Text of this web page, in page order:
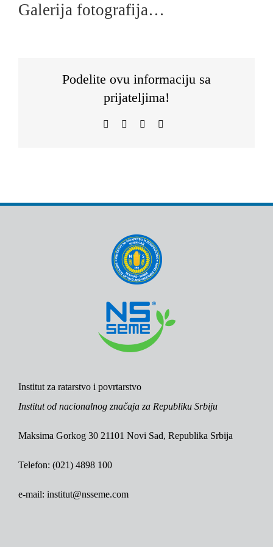
Galerija fotografija…
Podelite ovu informaciju sa
prijateljima!
FacebookWhatsAppTelegram
Institut za ratarstvo i povrtarstvo
Institut od nacionalnog značaja za Republiku Srbiju
Maksima Gorkog 30 21101 Novi Sad, Republika Srbija
Telefon: (021) 4898 100
e-mail: institut@nsseme.com